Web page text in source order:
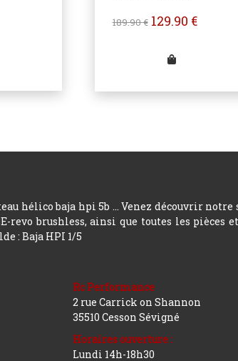
189.90€ 129.90 €
hélico baja hpi 5b ... Venez découvrir notre
revo brushless, ainsi que toutes les pièces
: Baja HPI 1/5
Rc Performance
2 rue Carrick on Shannon
35510 Cesson Sévigné
Horaires ouverture :
Lundi 14h-18h30